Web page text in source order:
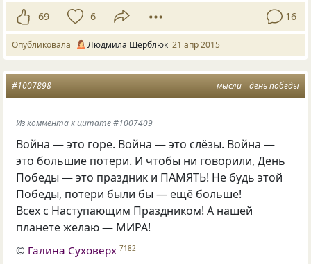
69 6 16
Опубликовала Людмила Щерблюк 21 апр 2015
мысли день победы
#1007898
Из коммента к цитате #1007409
Война — это горе. Война — это слёзы. Война —
это большие потери. И чтобы ни говорили, День
Победы — это праздник и ПАМЯТЬ! Не будь этой
Победы, потери были бы — ещё больше!
Всех с Наступающим Праздником! А нашей
планете желаю — МИРА!
© Галина Суховерх 7182